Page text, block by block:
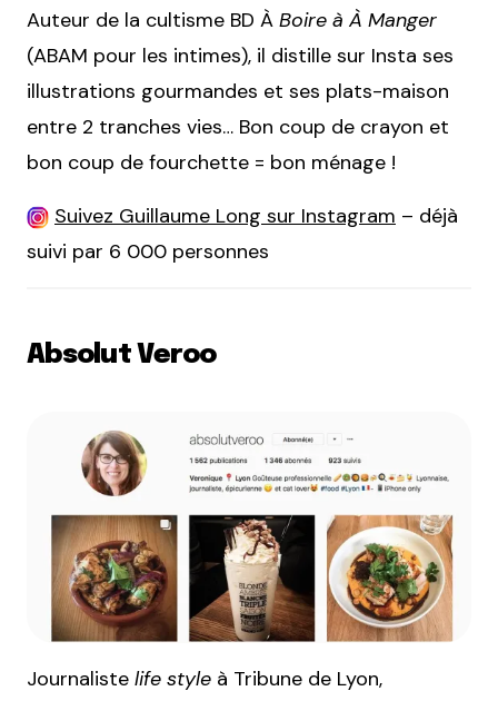
Auteur de la cultisme BD À Boire à À Manger
(ABAM pour les intimes), il distille sur Insta ses
illustrations gourmandes et ses plats-maison
entre 2 tranches vies… Bon coup de crayon et
bon coup de fourchette = bon ménage !
Suivez Guillaume Long sur Instagram – déjà
suivi par 6 000 personnes
Absolut Veroo
Journaliste life style à Tribune de Lyon,